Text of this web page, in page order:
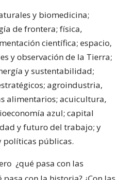
y biomedicina;
de frontera; física,
científica; espacio,
y observación de la Tierra;
y sustentabilidad;
agroindustria,
alimentarios; acuicultura,
azul; capital
y futuro del trabajo; y
políticas públicas.
¿qué pasa con las